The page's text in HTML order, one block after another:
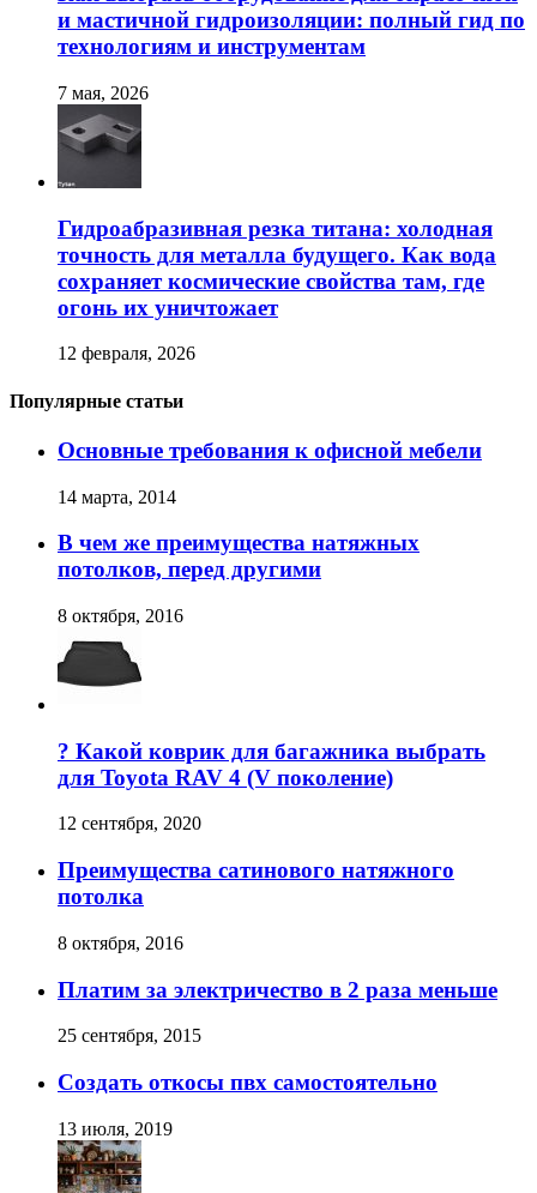
и мастичной гидроизоляции: полный гид по
технологиям и инструментам
7 мая, 2026
Гидроабразивная резка титана: холодная
точность для металла будущего. Как вода
сохраняет космические свойства там, где
огонь их уничтожает
12 февраля, 2026
Популярные статьи
Основные требования к офисной мебели
14 марта, 2014
В чем же преимущества натяжных
потолков, перед другими
8 октября, 2016
? Какой коврик для багажника выбрать
для Toyota RAV 4 (V поколение)
12 сентября, 2020
Преимущества сатинового натяжного
потолка
8 октября, 2016
Платим за электричество в 2 раза меньше
25 сентября, 2015
Создать откосы пвх самостоятельно
13 июля, 2019